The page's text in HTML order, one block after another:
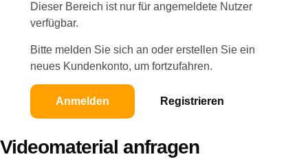
Dieser Bereich ist nur für angemeldete Nutzer
verfügbar.
Bitte melden Sie sich an oder erstellen Sie ein
neues Kundenkonto, um fortzufahren.
Anmelden Registrieren
Videomaterial anfragen